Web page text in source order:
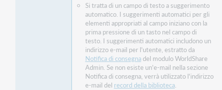
Si tratta di un campo di testo a suggerimento
automatico. I suggerimenti automatici per gli
elementi appropriati al campo iniziano con la
prima pressione di un tasto nel campo di
testo. I suggerimenti automatici includono un
indirizzo e-mail per l'utente, estratto da
Notifica di consegnadel modulo WorldShare
Admin. Se non esiste un'e-mail nella sezione
Notifica di consegna, verrà utilizzato l'indirizzo
e-mail del record della biblioteca.